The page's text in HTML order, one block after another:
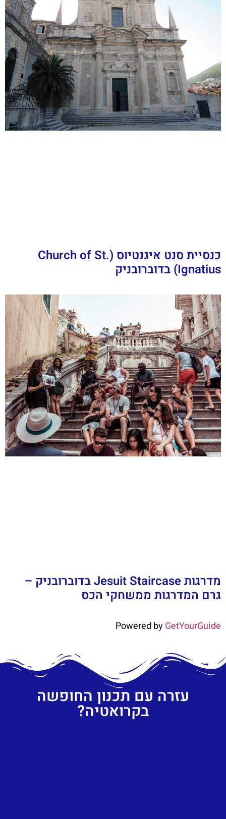
כנסיית סנט איגנטיוס (Church of St.
Ignatius) בדוברובניק
מדרגות Jesuit Staircase בדוברובניק –
גרם המדרגות ממשחקי הכס
Powered byGetYourGuide
עזרה עם תכנון החופשה
בקרואטיה?